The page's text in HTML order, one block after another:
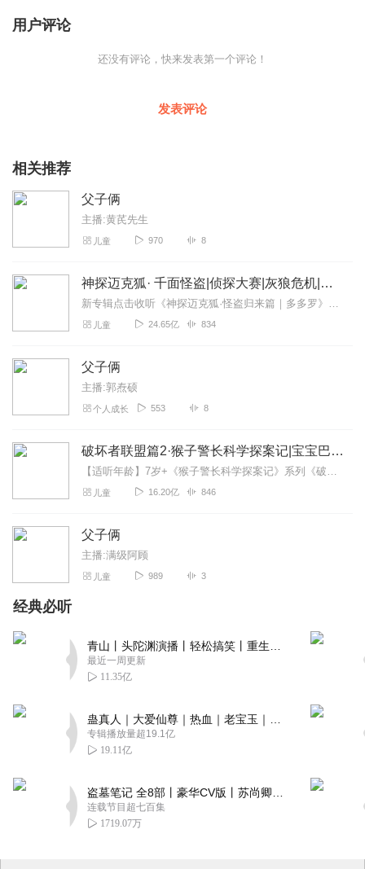
用户评论
还没有评论，快来发表第一个评论！
发表评论
相关推荐
父子俩
主播:黄芪先生
儿童 970 8
神探迈克狐· 千面怪盗|侦探大赛|灰狼危机|多多罗
新专辑点击收听《神探迈克狐·怪盗归来篇｜多多罗》！！！>>>点击进入主播橱窗购买《神探迈克狐》系列图书吧!<<<多多罗故事【点击前往】收听多多罗其他好玩有趣的故...
儿童 24.65亿 834
父子俩
主播:郭焘硕
个人成长 553 8
破坏者联盟篇2·猴子警长科学探案记|宝宝巴士故事
【适听年龄】7岁+《猴子警长科学探案记》系列《破坏者联盟篇1·猴子警长科学探案记》>>>《破坏者联盟篇2·猴子警长科学探案记》>>>《破坏者联盟篇3·猴子警长科...
儿童 16.20亿 846
父子俩
主播:满级阿顾
儿童 989 3
经典必听
最近一周更新
11.35亿
专辑播放量超19.1亿
19.11亿
连载节目超七百集
1719.07万